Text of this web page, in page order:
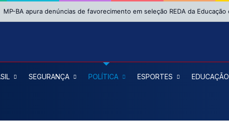
SEGURANÇA POLÍTICA ESPORTES EDUCAÇÃO